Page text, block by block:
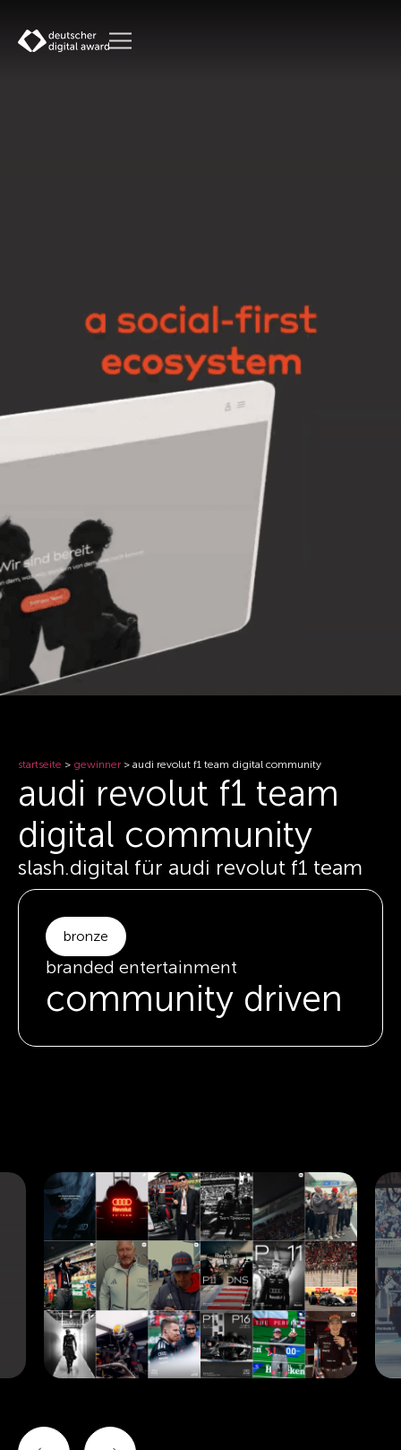
startseite > gewinner> audi revolut f1 team digital community
audi revolut f1 team
digital community
slash.digital für audi revolut f1 team
bronze
branded entertainment
community driven